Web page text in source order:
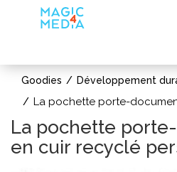
Goodies Développement
La pochette porte-
La pochette
en cuir recyclé